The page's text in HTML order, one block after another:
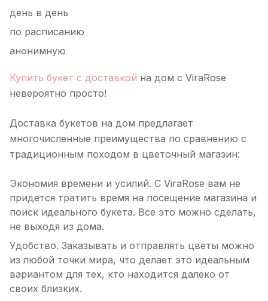
день в день
по расписанию
анонимную
Купить букет с доставкой на дом с ViraRose
невероятно просто!
Доставка букетов на дом предлагает
многочисленные преимущества по сравнению с
традиционным походом в цветочный магазин:
Экономия времени и усилий. С ViraRose вам не
придется тратить время на посещение магазина и
поиск идеального букета. Все это можно сделать,
не выходя из дома.
Удобство. Заказывать и отправлять цветы можно
из любой точки мира, что делает это идеальным
вариантом для тех, кто находится далеко от
своих близких.